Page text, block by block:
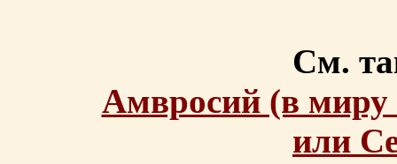
См.
Амвросий (в миру
или